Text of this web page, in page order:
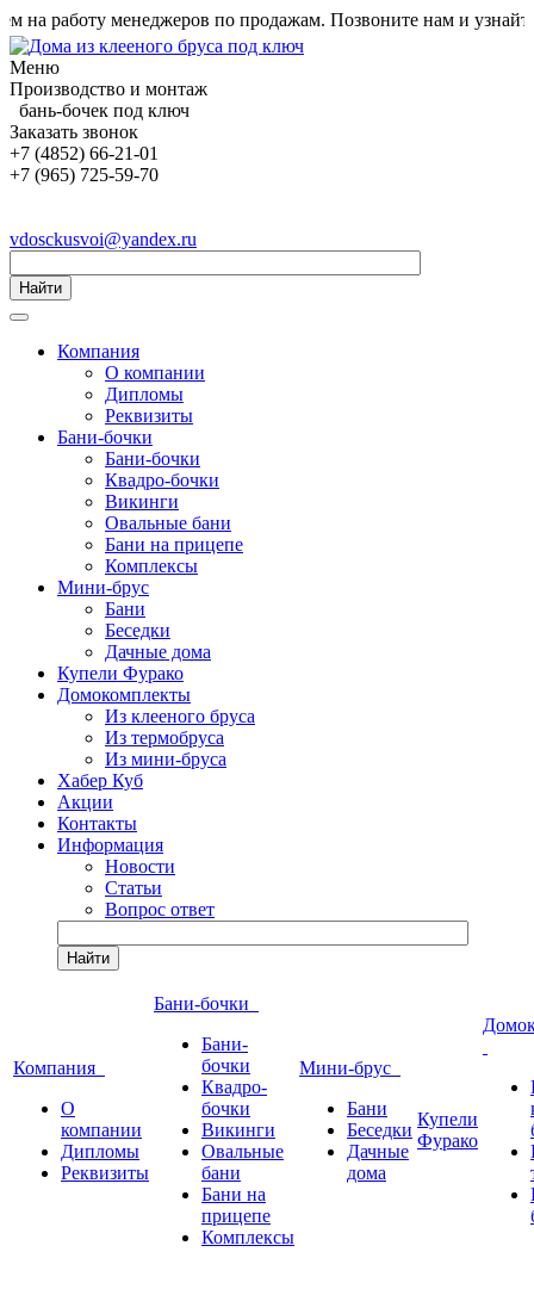
менеджеров по продажам. Позвоните нам и узнайте
Меню
Производство и монтаж
бань-бочек под ключ
Заказать звонок
+7 (4852) 66-21-01
+7 (965) 725-59-70
vdosckusvoi@yandex.ru
Найти
Компания
О компании
Дипломы
Реквизиты
Бани-бочки
Бани-бочки
Квадро-бочки
Викинги
Овальные бани
Бани на прицепе
Комплексы
Мини-брус
Бани
Беседки
Дачные дома
Купели Фурако
Домокомплекты
Из клееного бруса
Из термобруса
Из мини-бруса
Хабер Куб
Акции
Контакты
Информация
Новости
Статьи
Вопрос ответ
Найти
Компания
О
компании
Дипломы
Реквизиты
Бани-бочки
Бани-
бочки
Квадро-
бочки
Викинги
Овальные
бани
Бани на
прицепе
Комплексы
Мини-брус
Бани
Беседки
Дачные
дома
Купели
Фурако